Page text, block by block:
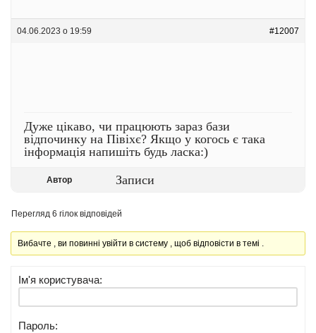
04.06.2023 о 19:59 #12007
Дуже цікаво, чи працюють зараз бази
відпочинку на Півіхє? Якщо у когось є така
інформація напишіть будь ласка:)
Автор Записи
Перегляд 6 гілок відповідей
Вибачте , ви повинні увійти в систему , щоб відповісти в темі .
Ім'я користувача:
Пароль: